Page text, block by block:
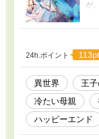
が
正
双
ァ
る
24h.ポイント
113pt
異世界 王
冷たい母親
ハッピーエンド